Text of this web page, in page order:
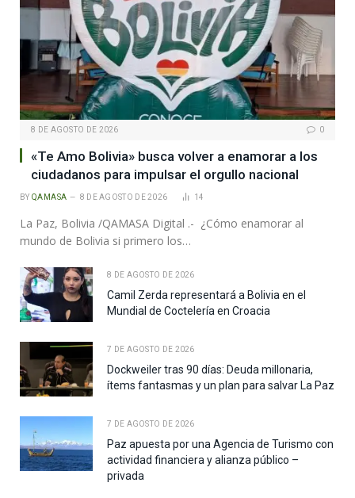
8 DE AGOSTO DE 2026 0
«Te Amo Bolivia» busca volver a enamorar a los
ciudadanos para impulsar el orgullo nacional
BY QAMASA 8 DE AGOSTO DE 2026 14
La Paz, Bolivia /QAMASA Digital .- ¿Cómo enamorar al
mundo de Bolivia si primero los…
8 DE AGOSTO DE 2026
Camil Zerda representará a Bolivia en el
Mundial de Coctelería en Croacia
7 DE AGOSTO DE 2026
Dockweiler tras 90 días: Deuda millonaria,
ítems fantasmas y un plan para salvar La Paz
7 DE AGOSTO DE 2026
Paz apuesta por una Agencia de Turismo con
actividad financiera y alianza público –
privada